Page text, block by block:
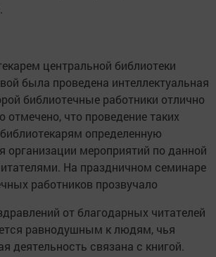
центральной библиотеки
была проведена интеллектуальная
библиотечные работники отлично
отмечено, что проведение таких
определенную
организации мероприятий по данной
На праздничном семинаре
работников прозвучало
от благодарных читателей
равнодушным к людям, чья
деятельность связана с книгой.